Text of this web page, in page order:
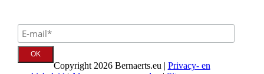
Copyright 2026 Bernaerts.eu | Privacy- en